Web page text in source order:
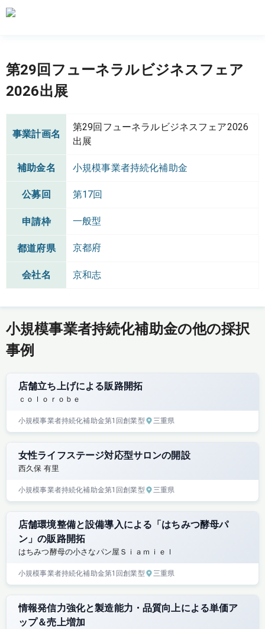
第29回フューネラルビジネスフェア
2026出展
事業計画名
第29回フューネラルビジネスフェア2026
出展
補助金名 小規模事業者持続化補助金
公募回 第17回
申請枠 一般型
都道府県 京都府
会社名 京和志
小規模事業者持続化補助金の他の採択
事例
店舗立ち上げによる販路開拓
ｃｏｌｏｒｏｂｅ
小規模事業者持続化補助金第1回創業型 三重県
女性ライフステージ対応型サロンの開設
西久保 有里
小規模事業者持続化補助金第1回創業型 三重県
店舗環境整備と設備導入による「はちみつ酵母パ
ン」の販路開拓
はちみつ酵母の小さなパン屋Ｓｉａｍｉｅｌ
小規模事業者持続化補助金第1回創業型 三重県
情報発信力強化と製造能力・品質向上による単価ア
ップ＆売上増加